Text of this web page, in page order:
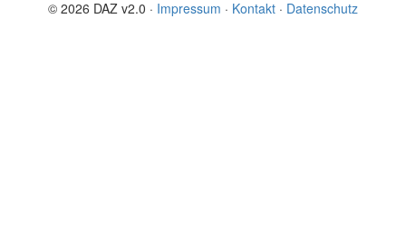
© 2026 DAZ v2.0 · Impressum · Kontakt · Datenschutz